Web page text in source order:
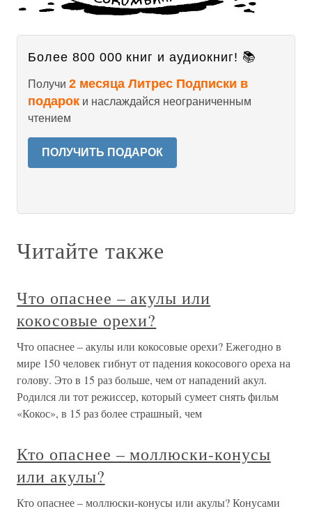
Более 800 000 книг и аудиокниг! 📚
Получи 2 месяца Литрес Подписки в
подарок и наслаждайся неограниченным
чтением
ПОЛУЧИТЬ ПОДАРОК
Читайте также
Что опаснее – акулы или
кокосовые орехи?
Что опаснее – акулы или кокосовые орехи? Ежегодно в
мире 150 человек гибнут от падения кокосового ореха на
голову. Это в 15 раз больше, чем от нападений акул.
Родился ли тот режиссер, который сумеет снять фильм
«Кокос», в 15 раз более страшный, чем
Кто опаснее – моллюски-конусы
или акулы?
Кто опаснее – моллюски-конусы или акулы? Конусами